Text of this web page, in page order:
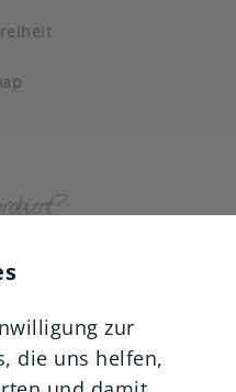
zur
die uns helfen,